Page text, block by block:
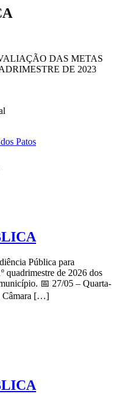
DAS METAS
DE 2023
Patos
Pública para
quadrimestre de 2026 dos
📅 27/05 – Quarta-
Câmara […]